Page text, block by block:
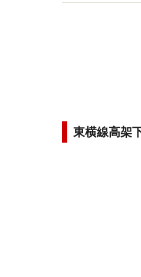
東横線高架